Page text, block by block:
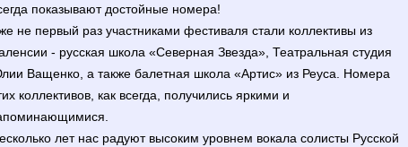
показывают достойные номера!
не первый раз участниками фестиваля стали коллективы из
- русская школа «Северная Звезда», Театральная студия
Ващенко, а также балетная школа «Артис» из Реуса. Номера
коллективов, как всегда, получились яркими и
лет нас радуют высоким уровнем вокала солисты Русской